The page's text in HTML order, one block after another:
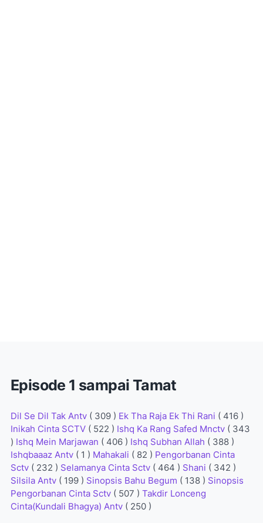
Episode 1 sampai Tamat
Dil Se Dil Tak Antv ( 309 ) Ek Tha Raja Ek Thi Rani ( 416 )
Inikah Cinta SCTV ( 522 ) Ishq Ka Rang Safed Mnctv ( 343
) Ishq Mein Marjawan ( 406 ) Ishq Subhan Allah ( 388 )
Ishqbaaaz Antv ( 1 ) Mahakali ( 82 ) Pengorbanan Cinta
Sctv ( 232 ) Selamanya Cinta Sctv ( 464 ) Shani ( 342 )
Silsila Antv ( 199 ) Sinopsis Bahu Begum ( 138 ) Sinopsis
Pengorbanan Cinta Sctv ( 507 ) Takdir Lonceng
Cinta(Kundali Bhagya) Antv ( 250 )